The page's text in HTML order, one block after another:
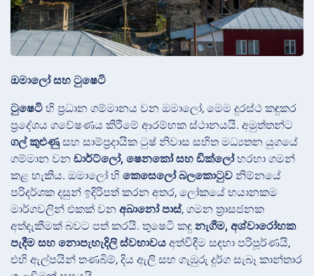
ඔමාලෝ සහ ටුෂෙටි
ටුෂෙටි හි ප්‍රධාන ගම්මානය වන ඔමාලෝ, මෙම දුරස්ථ කඳුකර
ප්‍රදේශය ගවේෂණය කිරීමේ ආරම්භක ස්ථානයයි. අමුත්තන්ට
ගල් කුළුණු සහ සාම්ප්‍රදායික ටුෂ් නිවාස සහිත මධ්‍යතන යුගයේ
ගම්මාන වන ඩාර්ට්ලෝ, ෂෙනකෝ සහ ඩික්ලෝහරහා ගමන්
කළ හැකිය. ඔමාලෝ හි කෙසෙලෝ බලකොටුව නිම්නයේ
පරිදර්ශක දසුන් ඉදිරිපත් කරන අතර, ලෝකයේ භයානකම
මාර්ගවලින් එකක් වන අබානෝ පාස්, ගමන ත්‍රාසජනක
අත්දැකීමක් බවට පත් කරයි. තුෂෙටි කඳු නැගීම, අශ්වාරෝහක
පැදීම සහ නොපැහැදිලි ස්වභාවය අත්විඳීම සඳහා පරිපූර්ණයි,
එහි ඇල්පයින් තණබිම්, දිය ඇලි සහ ගැඹුරු දුර්ග සැබෑ කාන්තාර